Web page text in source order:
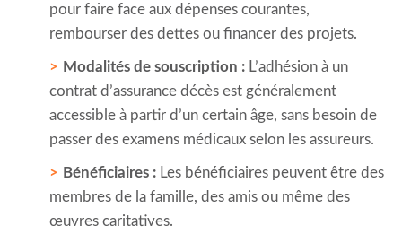
pour faire face aux dépenses courantes,
rembourser des dettes ou financer des projets.
Modalités de souscription : L’adhésion à un
contrat d’assurance décès est généralement
accessible à partir d’un certain âge, sans besoin de
passer des examens médicaux selon les assureurs.
Bénéficiaires : Les bénéficiaires peuvent être des
membres de la famille, des amis ou même des
œuvres caritatives.